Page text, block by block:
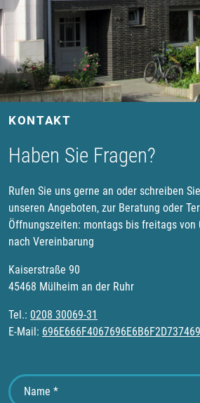
KONTAKT
Haben Sie Fragen?
Rufen Sie uns gerne an oder schreiben
unseren Angeboten, zur Beratung oder
Öffnungszeiten: montags bis freitags von
nach Vereinbarung
Kaiserstraße 90
45468 Mülheim an der Ruhr
Tel.: 0208 30069-31
E-Mail: